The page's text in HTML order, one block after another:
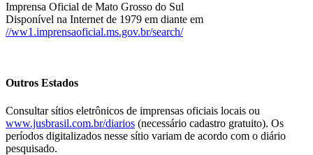
Imprensa Oficial de Mato Grosso do Sul
Disponível na Internet de 1979 em diante em
//ww1.imprensaoficial.ms.gov.br/search/
Outros Estados
Consultar sítios eletrônicos de imprensas oficiais locais ou
www.jusbrasil.com.br/diarios (necessário cadastro gratuito). Os
períodos digitalizados nesse sítio variam de acordo com o diário
pesquisado.